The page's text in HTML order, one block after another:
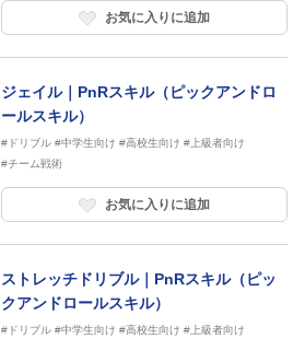
お気に入りに追加
ジェイル｜PnRスキル（ピックアンドロ
ールスキル）
#ドリブル #中学生向け #高校生向け #上級者向け
#チーム戦術
お気に入りに追加
ストレッチドリブル｜PnRスキル（ピッ
クアンドロールスキル）
#ドリブル #中学生向け #高校生向け #上級者向け